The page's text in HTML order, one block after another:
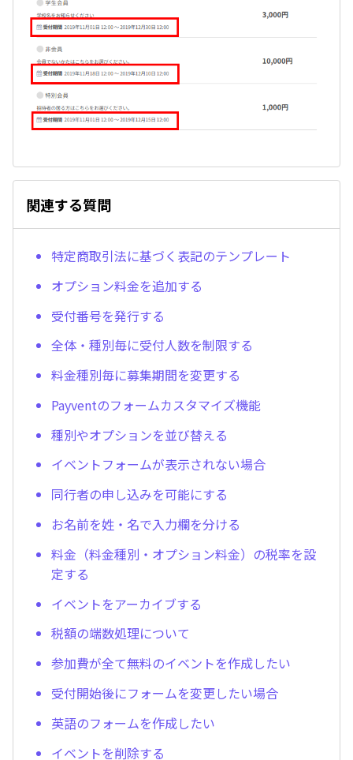
関連する質問
特定商取引法に基づく表記のテンプレート
オプション料金を追加する
受付番号を発行する
全体・種別毎に受付人数を制限する
料金種別毎に募集期間を変更する
Payventのフォームカスタマイズ機能
種別やオプションを並び替える
イベントフォームが表示されない場合
同行者の申し込みを可能にする
お名前を姓・名で入力欄を分ける
料金（料金種別・オプション料金）の税率を設
定する
イベントをアーカイブする
税額の端数処理について
参加費が全て無料のイベントを作成したい
受付開始後にフォームを変更したい場合
英語のフォームを作成したい
イベントを削除する